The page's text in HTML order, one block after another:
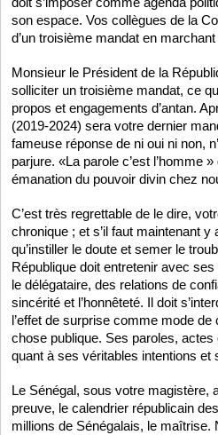
son espace. Vos collègues de la
d’un troisième mandat en
Monsieur le Président de la
solliciter un troisième mandat, ce
propos et engagements d’antan.
(2019-2024) sera votre dernier
fameuse réponse de ni oui ni non,
parjure. «La parole c’est l’homme
émanation du pouvoir divin chez
C’est très regrettable de le dire,
chronique ; et s’il faut maintenant
qu’instiller le doute et semer le
République doit entretenir avec
le délégataire, des relations de
sincérité et l’honnêteté. Il doit
l’effet de surprise comme mode
chose publique. Ses paroles,
quant à ses véritables intentions et
Le Sénégal, sous votre magistère,
preuve, le calendrier républicain
millions de Sénégalais, le maîtrise.